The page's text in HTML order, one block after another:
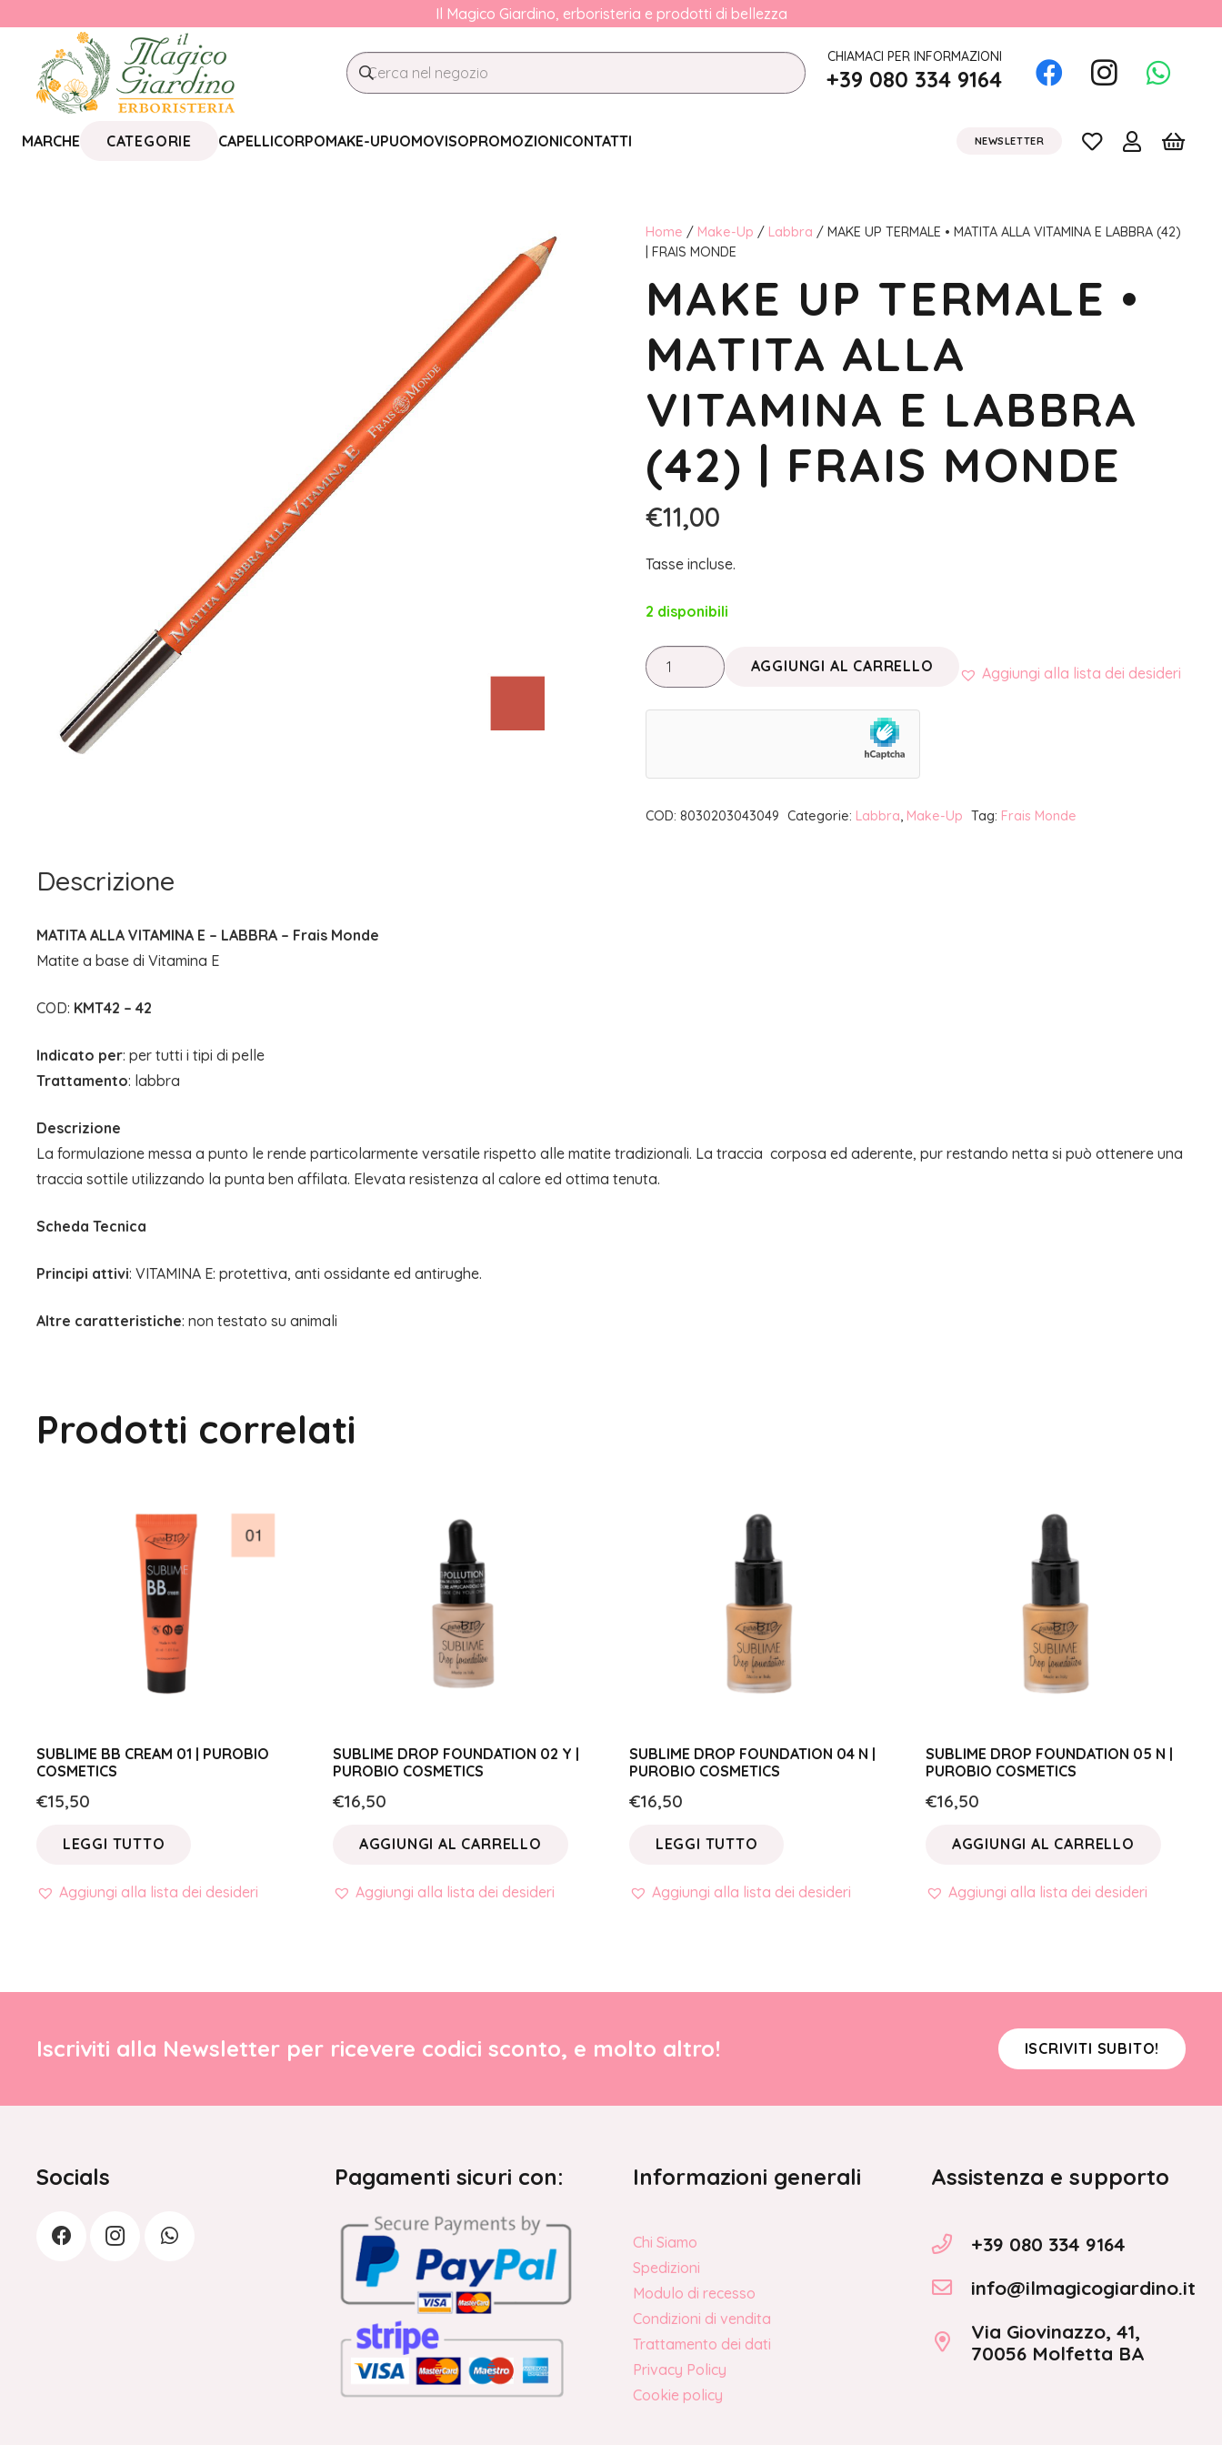
Il Magico Giardino, erboristeria e prodotti di bellezza
CHIAMACI PER INFORMAZIONI
+39 080 334 9164
MARCHE CATEGORIE CAPELLICORPOMAKE-UPUOMOVISOPROMOZIONICONTATTI NEWSLETTER
Home / Make-Up / Labbra / MAKE UP TERMALE • MATITA ALLA VITAMINA E LABBRA (42)
| FRAIS MONDE
MAKE UP TERMALE •
MATITA ALLA
VITAMINA E LABBRA
(42) | FRAIS MONDE
€11,00
Tasse incluse.
2 disponibili
MAKE
UP
TERMALE
ALLA
VITAMINA
AGGIUNGI AL CARRELLO Aggiungi alla lista dei desideri
COD: 8030203043049 Categorie: Labbra, Make-Up Tag: Frais Monde
Descrizione
MATITA ALLA VITAMINA E – LABBRA – Frais Monde
Matite a base di Vitamina E
COD: KMT42 – 42
Indicato per: per tutti i tipi di pelle
Trattamento: labbra
Descrizione
La formulazione messa a punto le rende particolarmente versatile rispetto alle matite tradizionali. La traccia  corposa ed aderente, pur restando netta si può ottenere una
traccia sottile utilizzando la punta ben affilata. Elevata resistenza al calore ed ottima tenuta.
Scheda Tecnica
Principi attivi: VITAMINA E: protettiva, anti ossidante ed antirughe.
Altre caratteristiche: non testato su animali
Prodotti correlati
SUBLIME BB CREAM 01 | PUROBIO
COSMETICS
€15,50
LEGGI TUTTO
Aggiungi alla lista dei desideri
SUBLIME DROP FOUNDATION 02 Y |
PUROBIO COSMETICS
€16,50
AGGIUNGI AL CARRELLO
Aggiungi alla lista dei desideri
SUBLIME DROP FOUNDATION 04 N |
PUROBIO COSMETICS
€16,50
LEGGI TUTTO
Aggiungi alla lista dei desideri
SUBLIME DROP FOUNDATION 05 N |
PUROBIO COSMETICS
€16,50
AGGIUNGI AL CARRELLO
Aggiungi alla lista dei desideri
Iscriviti alla Newsletter per ricevere codici sconto, e molto altro! ISCRIVITI SUBITO!
Socials Pagamenti sicuri con: Informazioni generali
Chi Siamo
Spedizioni
Modulo di recesso
Condizioni di vendita
Trattamento dei dati
Privacy Policy
Cookie policy
Assistenza e supporto
+39 080 334 9164
info@ilmagicogiardino.it
Via Giovinazzo, 41,
70056 Molfetta BA